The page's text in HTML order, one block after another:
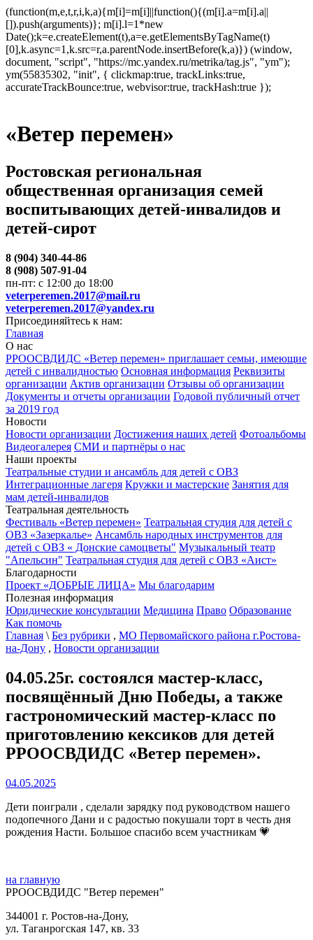
(function(m,e,t,r,i,k,a){m[i]=m[i]||function(){(m[i].a=m[i].a||
[]).push(arguments)}; m[i].l=1*new
Date();k=e.createElement(t),a=e.getElementsByTagName(t)
[0],k.async=1,k.src=r,a.parentNode.insertBefore(k,a)}) (window,
document, "script", "https://mc.yandex.ru/metrika/tag.js", "ym");
ym(55835302, "init", { clickmap:true, trackLinks:true,
accurateTrackBounce:true, webvisor:true, trackHash:true });
«Ветер перемен»
Ростовская региональная
общественная организация семей
воспитывающих детей-инвалидов и
детей-сирот
8 (904) 340-44-86
8 (908) 507-91-04
пн-пт: с 12:00 до 18:00
veterperemen.2017@mail.ru
veterperemen.2017@yandex.ru
Присоединяйтесь к нам:
Главная
О нас
РРООСВДИДС «Ветер перемен» приглашает семьи, имеющие
детей с инвалидностью Основная информация Реквизиты
организации Актив организации Отзывы об организации
Документы и отчеты организации Годовой публичный отчет
за 2019 год
Новости
Новости организации Достижения наших детей Фотоальбомы
Видеогалерея СМИ и партнёры о нас
Наши проекты
Театральные студии и ансамбль для детей с ОВЗ
Интеграционные лагеря Кружки и мастерские Занятия для
мам детей-инвалидов
Театральная деятельность
Фестиваль «Ветер перемен» Театральная студия для детей с
ОВЗ «Зазеркалье» Ансамбль народных инструментов для
детей с ОВЗ « Донские самоцветы" Музыкальный театр
"Апельсин" Театральная студия для детей с ОВЗ «Аист»
Благодарности
Проект «ДОБРЫЕ ЛИЦА» Мы благодарим
Полезная информация
Юридические консультации Медицина Право Образование
Как помочь
Главная \ Без рубрики , МО Первомайского района г.Ростова-
на-Дону , Новости организации
04.05.25г. состоялся мастер-класс,
посвящённый Дню Победы, а также
гастрономический мастер-класс по
приготовлению кексиков для детей
РРООСВДИДС «Ветер перемен».
04.05.2025
Дети поиграли , сделали зарядку под руководством нашего
подопечного Дани и с радостью покушали торт в честь дня
рождения Насти. Большое спасибо всем участникам 💗
на главную
РРООСВДИДС "Ветер перемен"
344001 г. Ростов-на-Дону,
ул. Таганрогская 147, кв. 33‍